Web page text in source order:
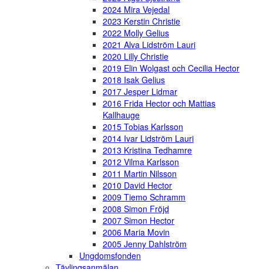
2024 Mira Vejedal
2023 Kerstin Christie
2022 Molly Gelius
2021 Alva Lidström Lauri
2020 Lilly Christie
2019 Elin Wolgast och Cecilia Hector
2018 Isak Gelius
2017 Jesper Lidmar
2016 Frida Hector och Mattias
Kallhauge
2015 Tobias Karlsson
2014 Ivar Lidström Lauri
2013 Kristina Tedhamre
2012 Vilma Karlsson
2011 Martin Nilsson
2010 David Hector
2009 Tiemo Schramm
2008 Simon Fröjd
2007 Simon Hector
2006 Maria Movin
2005 Jenny Dahlström
Ungdomsfonden